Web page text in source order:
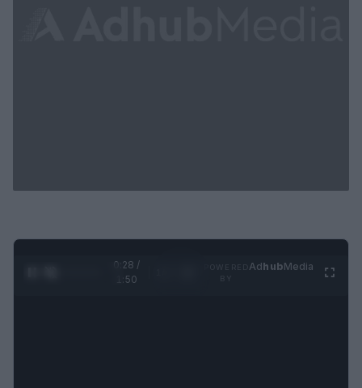
0:29 /
1:50
AdhubMedia